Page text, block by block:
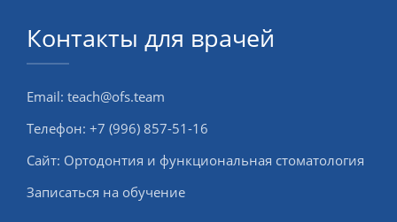
Контакты для врачей
Email: teach@ofs.team
Телефон: +7 (996) 857-51-16
Сайт: Ортодонтия и функциональная стоматология
Записаться на обучение